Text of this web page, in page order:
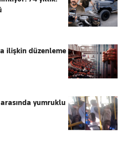
ilişkin düzenleme
yumruklu